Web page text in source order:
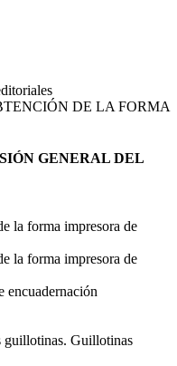
DE LA FORMA
GENERAL DEL
la forma impresora de
la forma impresora de
encuadernación
guillotinas. Guillotinas